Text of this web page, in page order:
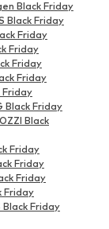
Black Friday
Black Friday
Friday
Friday
Friday
Friday
Friday
Black Friday
Black
Friday
Friday
Friday
Friday
Black Friday